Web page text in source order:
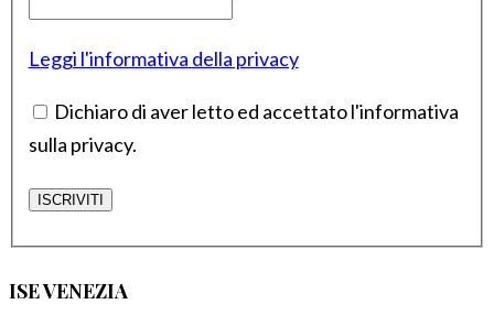
Leggi l'informativa della privacy
Dichiaro di aver letto ed accettato l'informativa
sulla privacy.
ISE VENEZIA